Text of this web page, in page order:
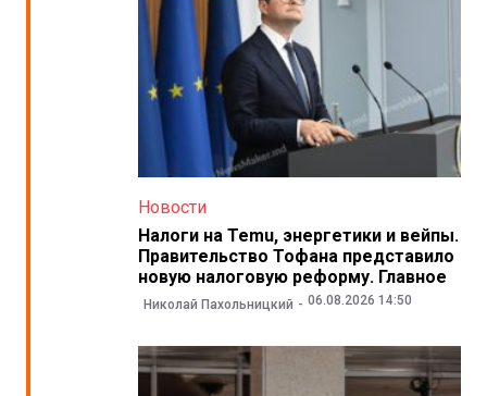
Новости
Налоги на Temu, энергетики и вейпы.
Правительство Тофана представило
новую налоговую реформу. Главное
Николай Пахольницкий 06.08.2026 14:50